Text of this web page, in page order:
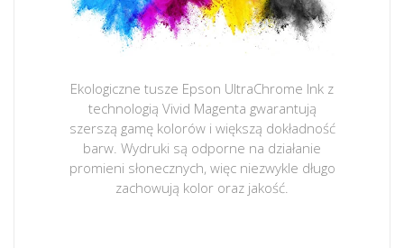
Ekologiczne tusze Epson UltraChrome Ink z
technologią Vivid Magenta gwarantują
szerszą gamę kolorów i większą dokładność
barw. Wydruki są odporne na działanie
promieni słonecznych, więc niezwykle długo
zachowują kolor oraz jakość.